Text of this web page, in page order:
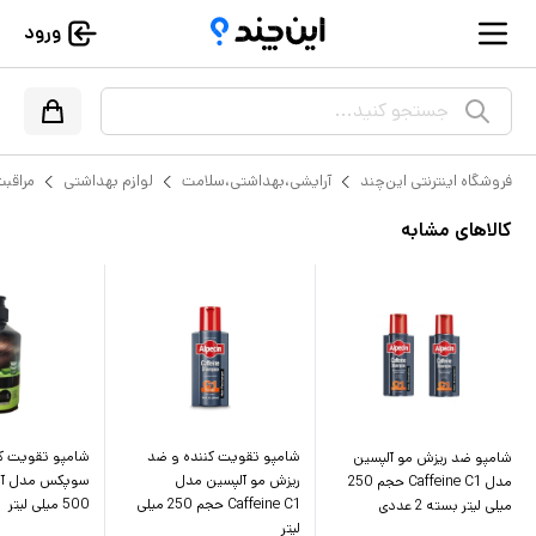
ورود
جستجو کنید...
فروشگاه اینترنتی این‌چند آرایشی،بهداشتی،سلامت لوازم بهداشتی
کالاهای مشابه
شامپو ضد ریزش مو آلپسین
مدل Caffeine C1 حجم 250
میلی لیتر بسته 2 عددی
شامپو تقویت کننده و ضد
ریزش مو آلپسین مدل
Caffeine C1 حجم 250 میلی
لیتر
شامپو تقویت
سوپکس مدل
500 میلی لیتر